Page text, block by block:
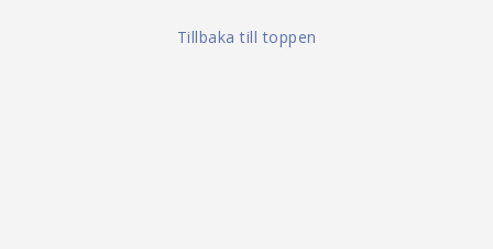
Tillbaka till toppen